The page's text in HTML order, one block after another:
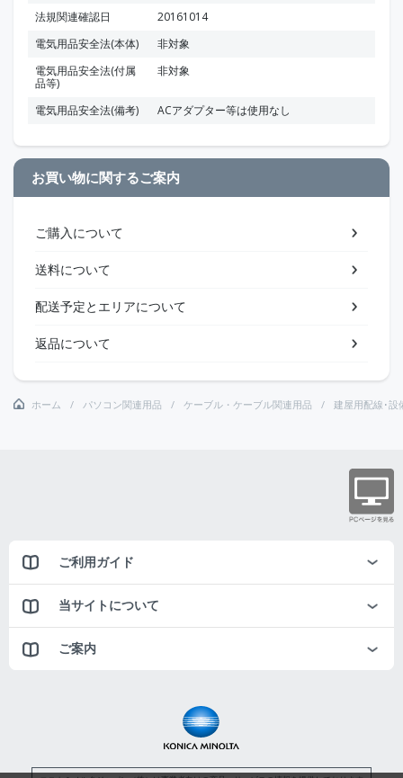
法規関連確認日
20161014
電気用品安全法(本体)
非対象
電気用品安全法(付属
品等)
非対象
電気用品安全法(備考) ACアダプター等は使用なし
お買い物に関するご案内
ご購入について
送料について
配送予定とエリアについて
返品について
ホーム パソコン関連用品 ケーブル・ケーブル関連用品 建屋用配線･設
ご利用ガイド
当サイトについて
ご案内